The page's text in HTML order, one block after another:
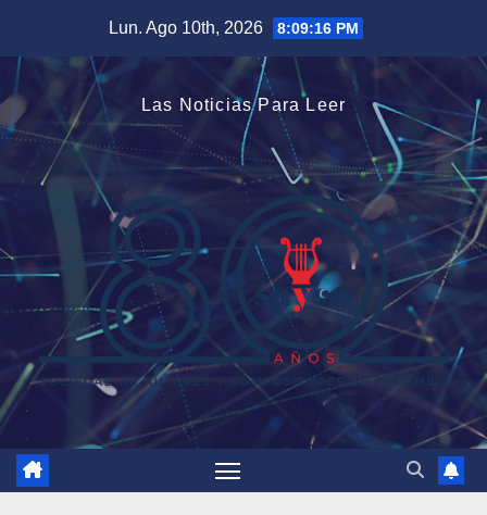
contenido
Lun. Ago 10th, 2026 8:09:16 PM
Las Noticias Para Leer